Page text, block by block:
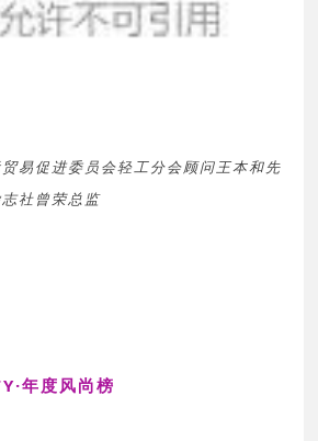
易促进委员会轻工分会顾问王本和先
社曾荣总监
年度风尚榜